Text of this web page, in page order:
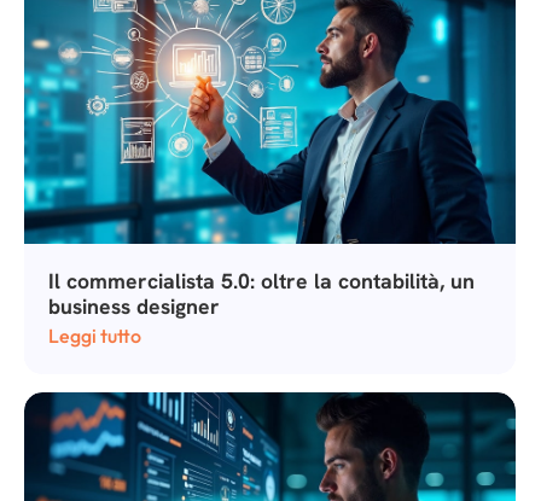
Il commercialista 5.0: oltre la contabilità, un
business designer
Leggi tutto